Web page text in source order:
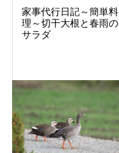
家事代行日記～簡単料
理～切干大根と春雨の
サラダ